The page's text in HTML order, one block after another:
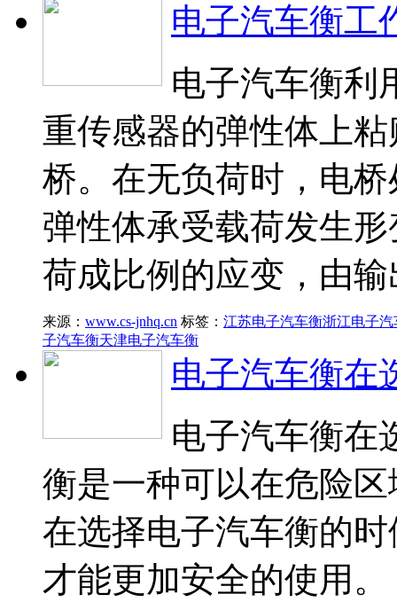
电子汽车衡工
电子汽车衡利
重传感器的弹性体上
桥。在无负荷时，电
弹性体承受载荷发生
荷成比例的应变，由
来源： www.cs-jnhq.cn 标签： 江苏电子汽车衡浙江电子汽
子汽车衡天津电子汽车衡
电子汽车衡在
电子汽车衡在
衡是一种可以在危险
在选择电子汽车衡的
才能更加安全的使用。